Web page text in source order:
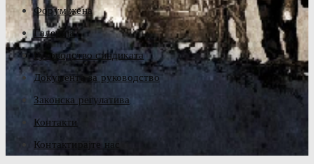
Форум жена
Галерија
Руководство синдиката
Документа за руководство
Законска регулатива
Контакти
Контактирајте нас